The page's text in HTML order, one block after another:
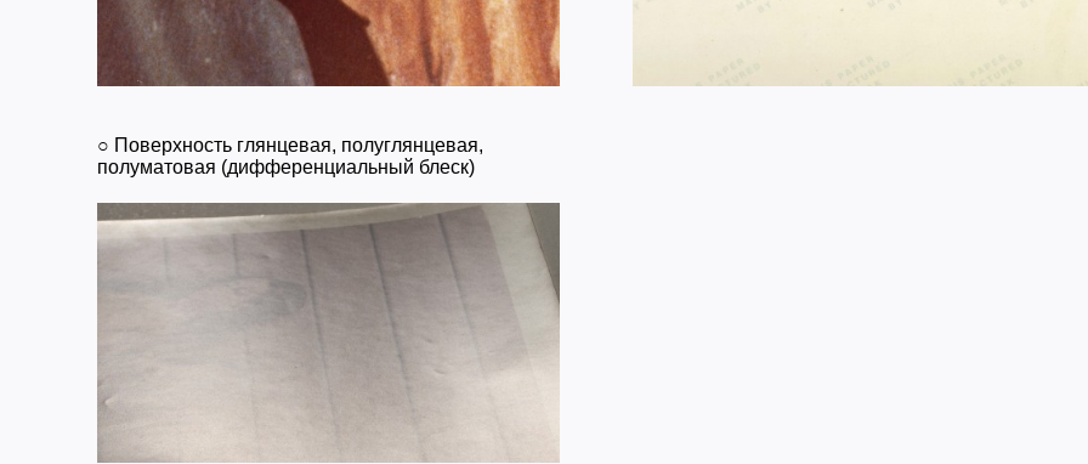
○ Поверхность глянцевая, полуглянцевая,
полуматовая (дифференциальный блеск)